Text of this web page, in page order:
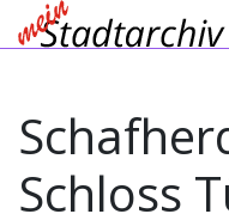
Schloss